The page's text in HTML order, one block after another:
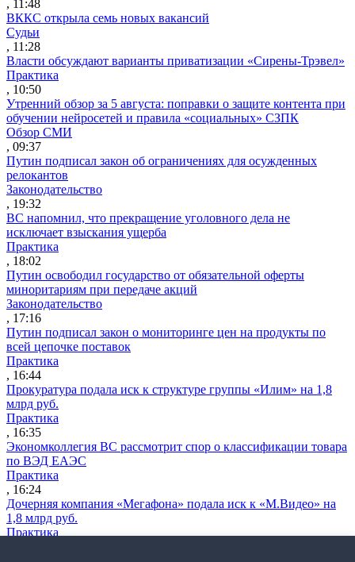
, 11:48
ВККС открыла семь новых вакансий
Судьи
, 11:28
Власти обсуждают варианты приватизации «Сирены-Трэвел»
Практика
, 10:50
Утренний обзор за 5 августа: поправки о защите контента при
обучении нейросетей и правила «социальных» СЗПК
Обзор СМИ
, 09:37
Путин подписал закон об ограничениях для осужденных
релокантов
Законодательство
, 19:32
ВС напомнил, что прекращение уголовного дела не
исключает взыскания ущерба
Практика
, 18:02
Путин освободил государство от обязательной оферты
миноритариям при передаче акций
Законодательство
, 17:16
Путин подписал закон о мониторинге цен на продукты по
всей цепочке поставок
Практика
, 16:44
Прокуратура подала иск к структуре группы «Илим» на 1,8
млрд руб.
Практика
, 16:35
Экономколлегия ВС рассмотрит спор о классификации товара
по ВЭД ЕАЭС
Практика
, 16:24
Дочерняя компания «Мегафона» подала иск к «М.Видео» на
1,8 млрд руб.
Практика